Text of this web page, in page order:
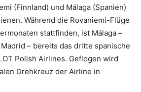
(Finnland) und Málaga (Spanien)
Während die Rovaniemi-Flüge
stattfinden, ist Málaga –
– bereits das dritte spanische
Polish Airlines. Geflogen wird
Drehkreuz der Airline in